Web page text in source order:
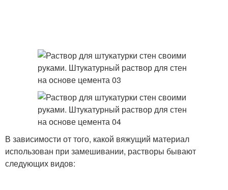
В зависимости от того, какой вяжущий материал
использован при замешивании, растворы бывают
следующих видов: